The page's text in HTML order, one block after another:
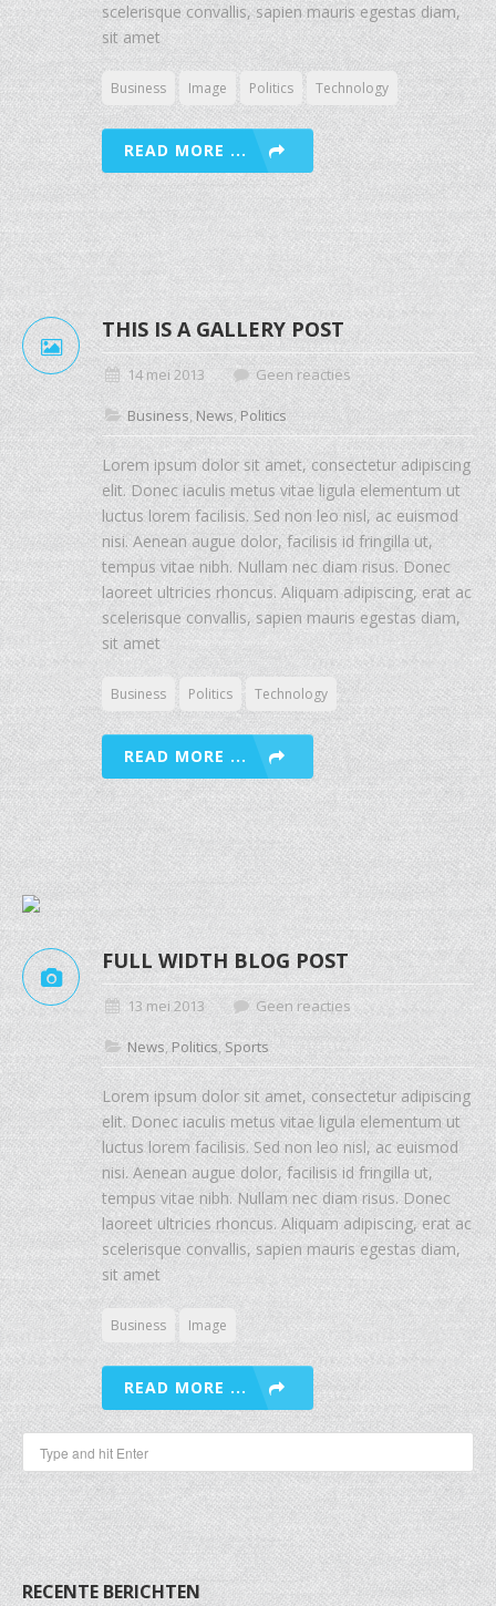
scelerisque convallis, sapien mauris egestas diam,
sit amet
Business Image Politics Technology
READ MORE ...
THIS IS A GALLERY POST
14 mei 2013 Geen reacties
Business, News,Politics
Lorem ipsum dolor sit amet, consectetur adipiscing
elit. Donec iaculis metus vitae ligula elementum ut
luctus lorem facilisis. Sed non leo nisl, ac euismod
nisi. Aenean augue dolor, facilisis id fringilla ut,
tempus vitae nibh. Nullam nec diam risus. Donec
laoreet ultricies rhoncus. Aliquam adipiscing, erat ac
scelerisque convallis, sapien mauris egestas diam,
sit amet
Business Politics Technology
READ MORE ...
FULL WIDTH BLOG POST
13 mei 2013 Geen reacties
News,Politics, Sports
Lorem ipsum dolor sit amet, consectetur adipiscing
elit. Donec iaculis metus vitae ligula elementum ut
luctus lorem facilisis. Sed non leo nisl, ac euismod
nisi. Aenean augue dolor, facilisis id fringilla ut,
tempus vitae nibh. Nullam nec diam risus. Donec
laoreet ultricies rhoncus. Aliquam adipiscing, erat ac
scelerisque convallis, sapien mauris egestas diam,
sit amet
Business Image
READ MORE ...
RECENTE BERICHTEN